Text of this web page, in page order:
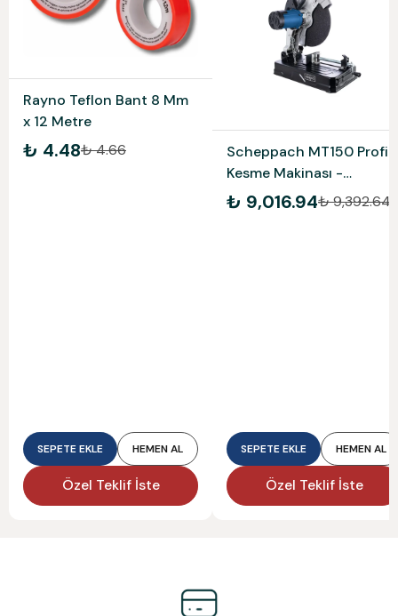
Rayno Teflon Bant 8 Mm
x 12 Metre
₺ 4.48₺ 4.66
SEPETE EKLE HEMEN AL
Özel Teklif İste
Scheppach MT150 Profil
Kesme Makinası -
5903703901
₺ 9,016.94₺ 9,392.64
SEPETE EKLE HEMEN AL
Özel Teklif İste